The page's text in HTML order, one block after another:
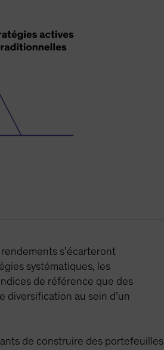
s’écarteront
systématiques, les
de référence que des
au sein d’un
de construire des portefeuilles